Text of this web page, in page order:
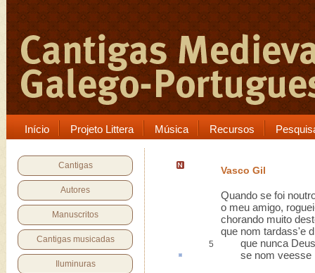
Início Projeto Littera Música Recursos
Cantigas
Autores
Manuscritos
Cantigas musicadas
Iluminuras
Vasco Gil
Quando se foi
o meu amigo,
chorando muito
que nom tardass'e
5
que nunca Deus
se nom veesse